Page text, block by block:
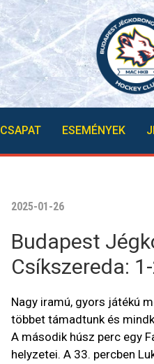
CSAPAT ESEMÉNYEK
2025-01-26
Budapest
Csíkszereda:
Nagy iramú, gyors játékú
többet támadtunk és
A második húsz perc egy
helyzetei. A 33. percben